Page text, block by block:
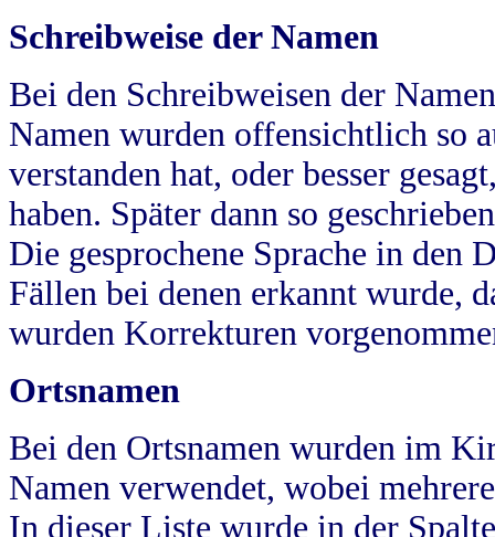
Schreibweise der Namen
Bei den Schreibweisen der
Namen wurden offensichtlich so
verstanden hat, oder besser
haben. Später dann so
Die gesprochene Sprache in
Fällen bei denen erkannt wurde,
wurden Korrekturen
Ortsnamen
Bei den Ortsnamen wurden im
Namen verwendet, wobei
In dieser Liste wurde in der